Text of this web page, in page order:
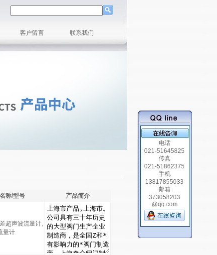
客户留言 联系我们
称/型号 产品简介
超声波流量计,
量计
电话
021-51645825
传真
021-51862375
手机
13817855033
邮箱
373058203
@qq.com